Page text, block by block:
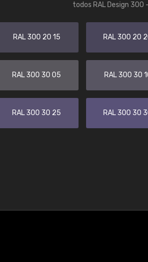
todos RAL Design 300
RAL 300 20 15 RAL 300 20
RAL 300 30 05 RAL 300 30
RAL 300 30 25 RAL 300 30